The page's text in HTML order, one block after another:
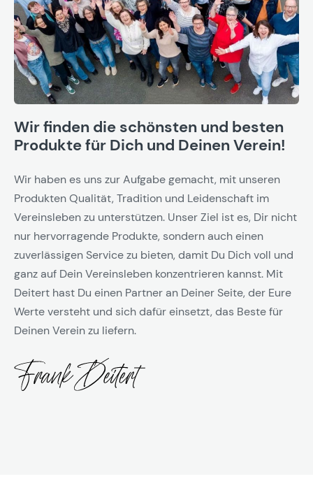
Wir finden die schönsten und besten
Produkte für Dich und Deinen Verein!
Wir haben es uns zur Aufgabe gemacht, mit unseren
Produkten Qualität, Tradition und Leidenschaft im
Vereinsleben zu unterstützen. Unser Ziel ist es, Dir nicht
nur hervorragende Produkte, sondern auch einen
zuverlässigen Service zu bieten, damit Du Dich voll und
ganz auf Dein Vereinsleben konzentrieren kannst. Mit
Deitert hast Du einen Partner an Deiner Seite, der Eure
Werte versteht und sich dafür einsetzt, das Beste für
Deinen Verein zu liefern.